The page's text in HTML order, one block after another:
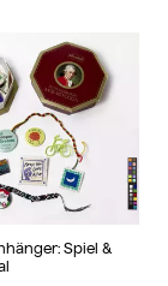
Spiel &
Album